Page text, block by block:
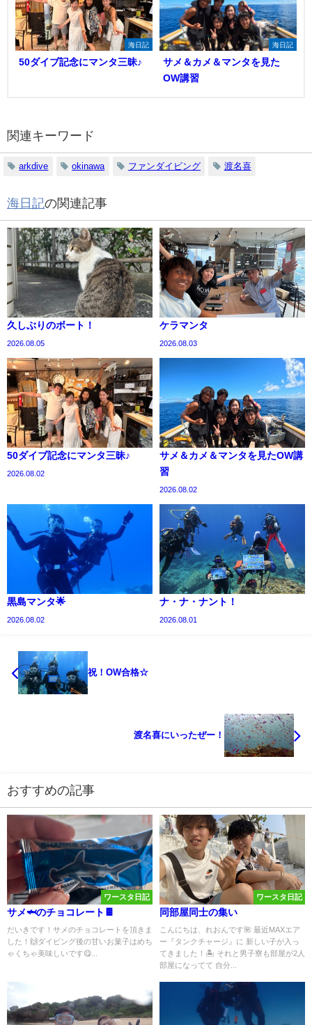
海日記
50ダイブ記念にマンタ三昧♪
海日記
サメ＆カメ＆マンタを見た
OW講習
関連キーワード
arkdive okinawa ファンダイビング 渡名喜
海日記の関連記事
久しぶりのボート！
2026.08.05
ケラマンタ
2026.08.03
50ダイブ記念にマンタ三昧♪
2026.08.02
サメ＆カメ＆マンタを見たOW講
習
2026.08.02
黒島マンタ🌟
2026.08.02
ナ・ナ・ナント！
2026.08.01
祝！OW合格☆
渡名喜にいったぜー！
おすすめの記事
ワースタ日記
サメ🦈のチョコレート🍫
だいきです！サメのチョコレートを頂きま
した！🙌ダイビング後の甘いお菓子はめち
ゃくちゃ美味しいです😋...
ワースタ日記
同部屋同士の集い
こんにちは、れおんです🌺 最近MAXエア
ー『タンクチャージ』に 新しい子が入っ
てきました！🏝️ それと男子寮も部屋が2人
部屋になってて 自分...